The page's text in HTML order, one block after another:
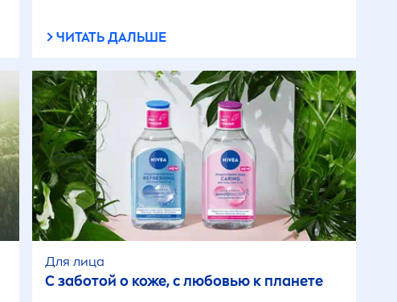
ЧИТАТЬ ДАЛЬШЕ
Для лица
С заботой о коже, с любовью к планете